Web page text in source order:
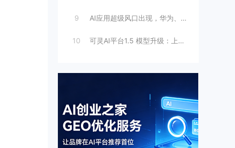
9 AI应用超级风口出现，华为、英伟达都入局
10 可灵AI平台1.5 模型升级：上线人脸模